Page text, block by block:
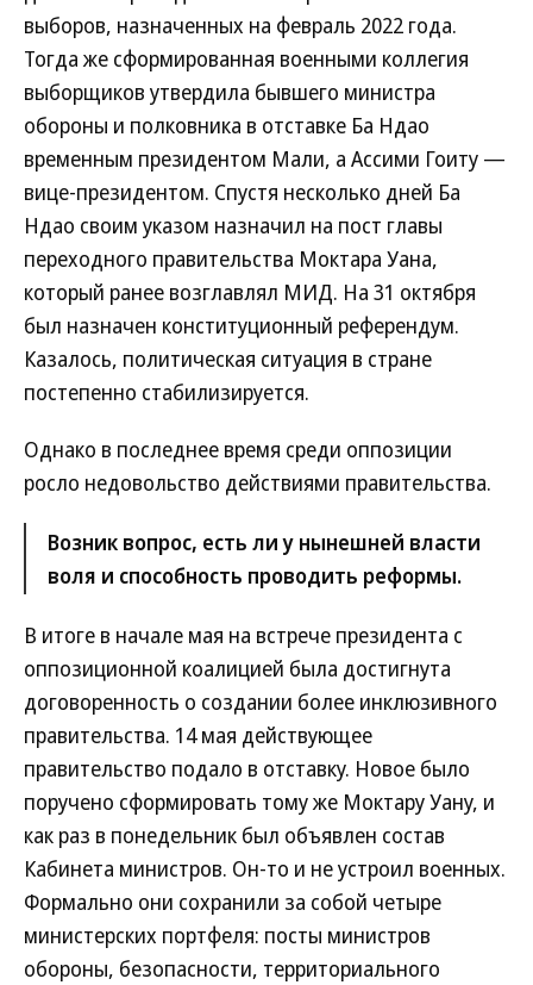
выборов, назначенных на февраль 2022 года.
Тогда же сформированная военными коллегия
выборщиков утвердила бывшего министра
обороны и полковника в отставке Ба Ндао
временным президентом Мали, а Ассими Гоиту —
вице-президентом. Спустя несколько дней Ба
Ндао своим указом назначил на пост главы
переходного правительства Моктара Уана,
который ранее возглавлял МИД. На 31 октября
был назначен конституционный референдум.
Казалось, политическая ситуация в стране
постепенно стабилизируется.
Однако в последнее время среди оппозиции
росло недовольство действиями правительства.
Возник вопрос, есть ли у нынешней власти
воля и способность проводить реформы.
В итоге в начале мая на встрече президента с
оппозиционной коалицией была достигнута
договоренность о создании более инклюзивного
правительства. 14 мая действующее
правительство подало в отставку. Новое было
поручено сформировать тому же Моктару Уану, и
как раз в понедельник был объявлен состав
Кабинета министров. Он-то и не устроил военных.
Формально они сохранили за собой четыре
министерских портфеля: посты министров
обороны, безопасности, территориального